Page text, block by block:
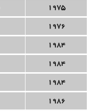
1975
1976
1984
1984
1984
1986